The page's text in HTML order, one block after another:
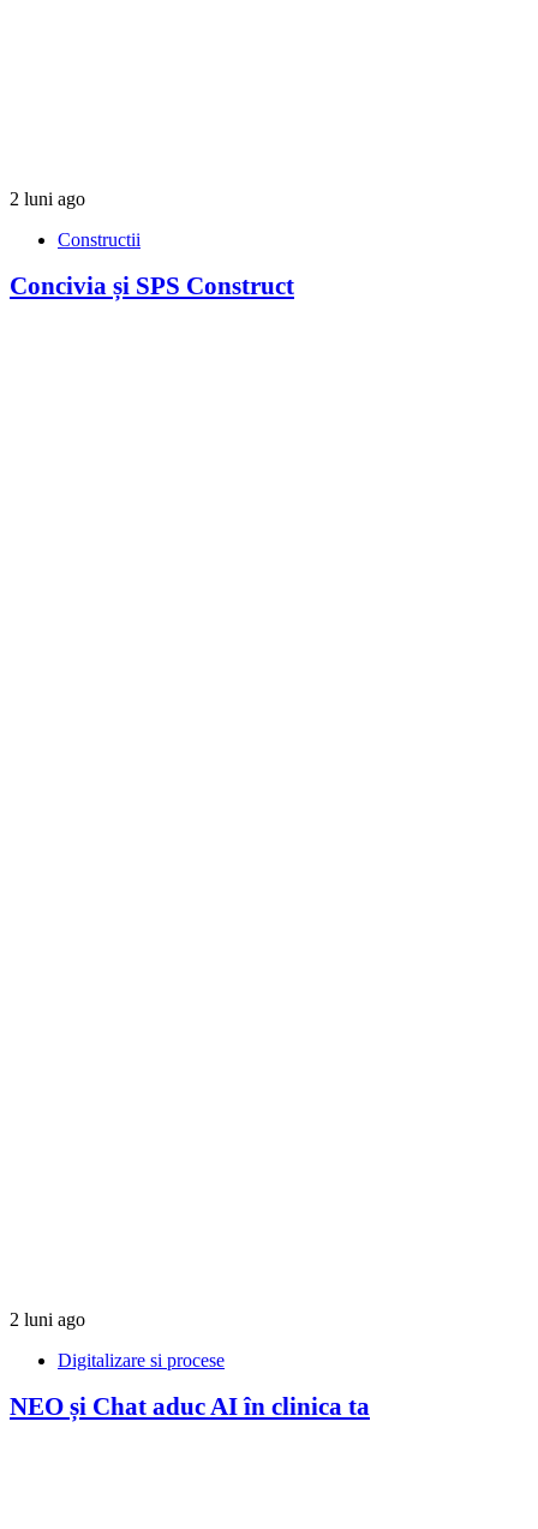
2 luni ago
Constructii
Concivia și SPS Construct
2 luni ago
Digitalizare si procese
NEO și Chat aduc AI în clinica ta